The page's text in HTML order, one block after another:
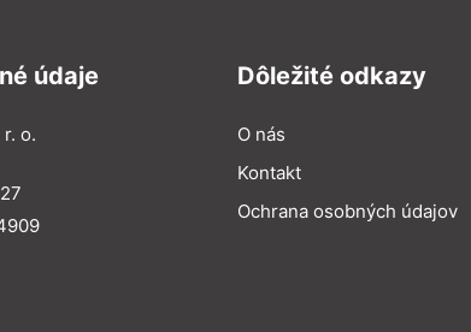
údaje
r. o.
Dôležité odkazy
O nás
Kontakt
Ochrana osobných údajov